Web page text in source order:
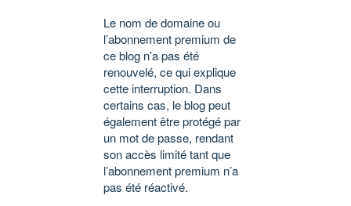
Le nom de domaine ou
l’abonnement premium de
ce blog n’a pas été
renouvelé, ce qui explique
cette interruption. Dans
certains cas, le blog peut
également être protégé par
un mot de passe, rendant
son accès limité tant que
l’abonnement premium n’a
pas été réactivé.